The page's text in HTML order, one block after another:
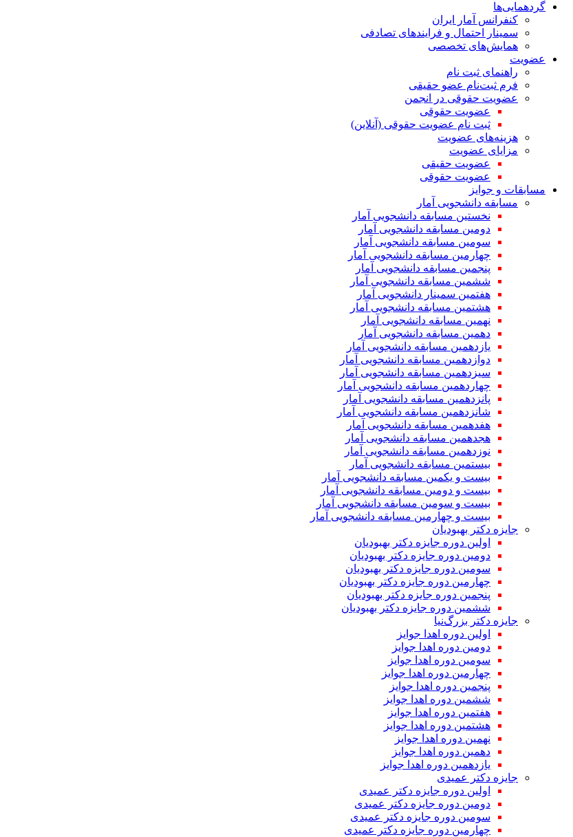
گردهمایی‌ها
کنفرانس آمار ایران
سمینار احتمال و فرایندهای تصادفی
همایش‌های تخصصی
عضویت
راهنمای ثبت نام
فرم ثبت‌نام عضو حقیقی
عضویت حقوقی در انجمن
عضویت حقوقی
ثبت نام عضویت حقوقی (آنلاین)
هزینه‌های عضویت
مزایای عضویت
عضویت حقیقی
عضویت حقوقی
مسابقات و جوایز
مسابقه دانشجویی آمار
نخستین مسابقه دانشجویی آمار
دومین مسابقه دانشجویی آمار
سومین مسابقه دانشجویی آمار
چهارمین مسابقه دانشجویی آمار
پنجمین مسابقه دانشجویی آمار
ششمین مسابقه دانشجویی آمار
هفتمین سمینار دانشجویی آمار
هشتمین مسابقه دانشجویی آمار
نهمین مسابقه دانشجویی آمار
دهمین مسابقه دانشجویی آمار
یازدهمین مسابقه دانشجویی آمار
دوازدهمین مسابقه دانشجویی آمار
سیزدهمین مسابقه دانشجویی آمار
چهاردهمین مسابقه دانشجویی آمار
پانزدهمین مسابقه دانشجویی آمار
شانزدهمین مسابقه دانشجویی آمار
هفدهمین مسابقه دانشجویی آمار
هجدهمین مسابقه دانشجویی آمار
نوزدهمین مسابقه دانشجویی آمار
بیستمین مسابقه دانشجویی آمار
بیست و یکمین مسابقه دانشجویی آمار
بیست و دومین مسابقه دانشجویی آمار
بیست و سومین مسابقه دانشجویی آمار
بیست و چهارمین مسابقه دانشجویی آمار
جایزه دکتر بهبودیان
اولین دوره جایزه دکتر بهبودیان
دومین دوره جایزه دکتر بهبودیان
سومین دوره جایزه دکتر بهبودیان
چهارمین دوره جایزه دکتر بهبودیان
پنجمین دوره جایزه دکتر بهبودیان
ششمین دوره جایزه دکتر بهبودیان
جایزه دکتر بزرگ‌نیا
اولین دوره اهدا جوایز
دومین دوره اهدا جوایز
سومین دوره اهدا جوایز
چهارمین دوره اهدا جوایز
پنجمین دوره اهدا جوایز
ششمین دوره اهدا جوایز
هفتمین دوره اهدا جوایز
هشتمین دوره اهدا جوایز
نهمین دوره اهدا جوایز
دهمین دوره اهدا جوایز
یازدهمین دوره اهدا جوایز
جایزه دکتر عمیدی
اولین دوره جایزه دکتر عمیدی
دومین دوره جایزه دکتر عمیدی
سومین دوره جایزه دکتر عمیدی
چهارمین دوره جایزه دکتر عمیدی